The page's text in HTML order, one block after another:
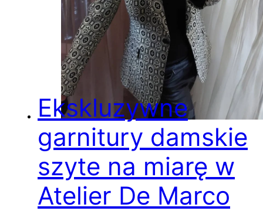
Ekskluzywne
garnitury damskie
szyte na miarę w
Atelier De Marco